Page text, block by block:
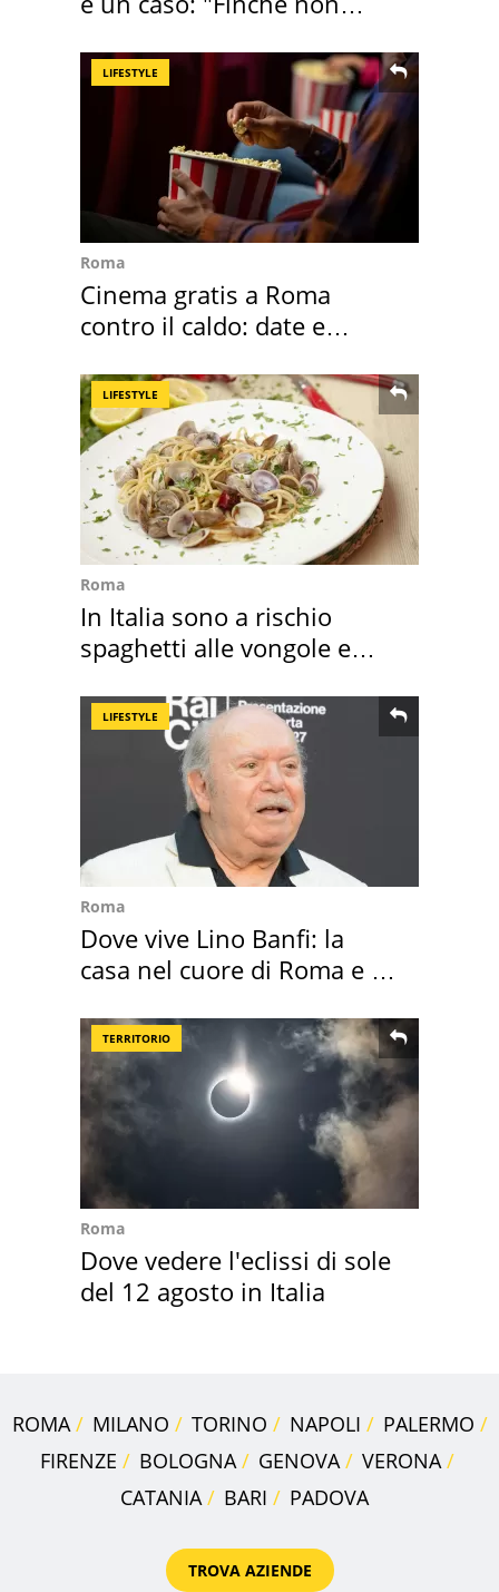
LIFESTYLE
Roma
Cinema gratis a Roma
contro il caldo: date e
LIFESTYLE
Roma
In Italia sono a rischio
spaghetti alle vongole e
LIFESTYLE
Roma
Dove vive Lino Banfi: la
casa nel cuore di Roma e i
TERRITORIO
Roma
Dove vedere l'eclissi di sole
del 12 agosto in Italia
ROMA MILANO TORINO NAPOLI
PALERMO
FIRENZE
BOLOGNA GENOVA
VERONA
CATANIA
BARI PADOVA
TROVA AZIENDE